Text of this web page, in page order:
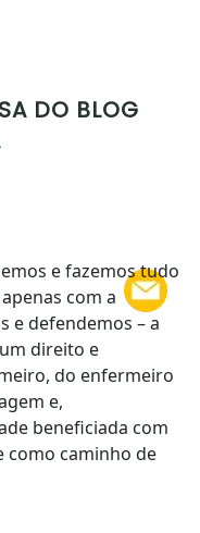
DO BLOG
e fazemos tudo
com a
e defendemos – a
direito e
do enfermeiro
e,
beneficiada com
como caminho de